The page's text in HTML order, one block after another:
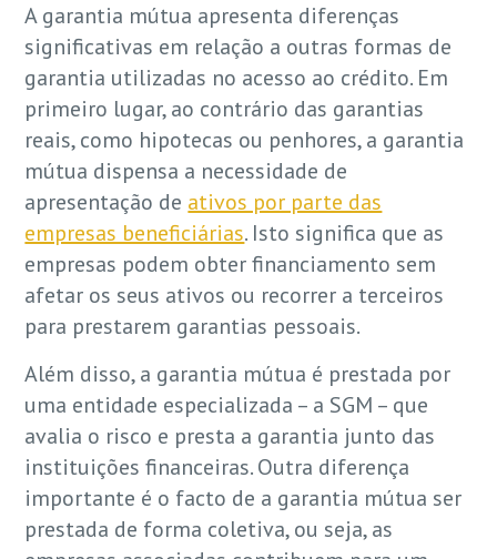
A garantia mútua apresenta diferenças
significativas em relação a outras formas de
garantia utilizadas no acesso ao crédito. Em
primeiro lugar, ao contrário das garantias
reais, como hipotecas ou penhores, a garantia
mútua dispensa a necessidade de
apresentação de ativos por parte das
empresas beneficiárias. Isto significa que as
empresas podem obter financiamento sem
afetar os seus ativos ou recorrer a terceiros
para prestarem garantias pessoais.
Além disso, a garantia mútua é prestada por
uma entidade especializada – a SGM – que
avalia o risco e presta a garantia junto das
instituições financeiras. Outra diferença
importante é o facto de a garantia mútua ser
prestada de forma coletiva, ou seja, as